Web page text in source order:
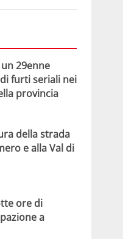
29enne
furti seriali nei
provincia
della strada
e alla Val di
ore di
a